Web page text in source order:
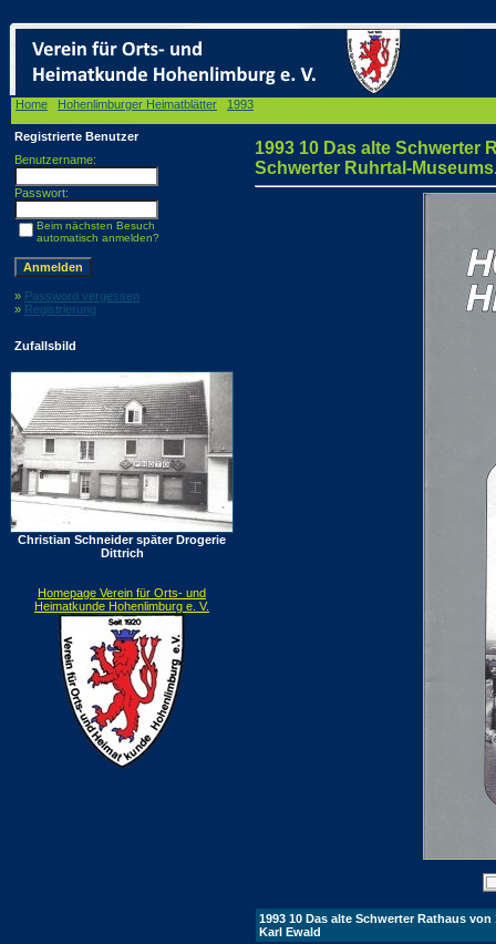
Home Hohenlimburger Heimatblätter 1993
Registrierte Benutzer
Benutzername:
Passwort:
Beim nächsten Besuch
automatisch anmelden?
» Password vergessen
» Registrierung
Zufallsbild
Christian Schneider später Drogerie
Dittrich
Homepage Verein für Orts- und
Heimatkunde Hohenlimburg e. V.
1993 10 Das alte Schwerter
Schwerter Ruhrtal-
1993 10 Das alte Schwerter Rathaus
Karl Ewald